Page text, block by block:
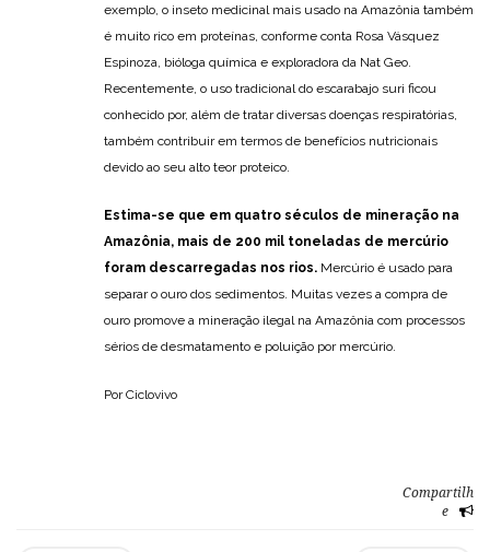
exemplo, o inseto medicinal mais usado na Amazônia também
é muito rico em proteínas, conforme conta Rosa Vásquez
Espinoza, bióloga química e exploradora da Nat Geo.
Recentemente, o uso tradicional do escarabajo suri ficou
conhecido por, além de tratar diversas doenças respiratórias,
também contribuir em termos de benefícios nutricionais
devido ao seu alto teor proteico.
Estima-se que em quatro séculos de mineração na
Amazônia, mais de 200 mil toneladas de mercúrio
foram descarregadas nos rios. Mercúrio é usado para
separar o ouro dos sedimentos. Muitas vezes a compra de
ouro promove a mineração ilegal na Amazônia com processos
sérios de desmatamento e poluição por mercúrio.
Por Ciclovivo
Compartilh
e